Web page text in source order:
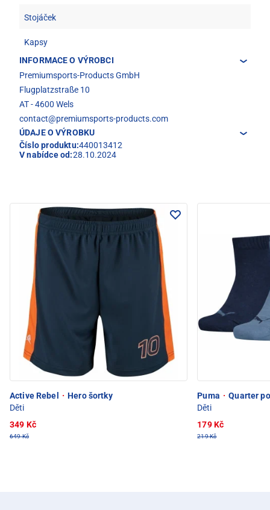
Stojáček
Kapsy
INFORMACE O VÝROBCI
Premiumsports-Products GmbH
Flugplatzstraße 10
AT - 4600 Wels
contact@premiumsports-products.com
ÚDAJE O VÝROBKU
Číslo produktu:440013412
V nabídce od:28.10.2024
Active Rebel · Hero šortky
Děti
349 Kč
649 Kč
Puma · Quarter
Děti
179 Kč
219 Kč